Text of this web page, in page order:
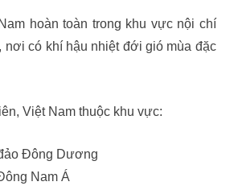
hoàn toàn trong khu vực nội chí
nơi có khí hậu nhiệt đới gió mùa đặc
Việt Nam thuộc khu vực:
Đông Dương
Nam Á